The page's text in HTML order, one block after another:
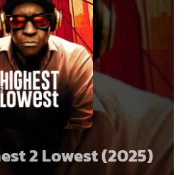
2 Lowest (2025)